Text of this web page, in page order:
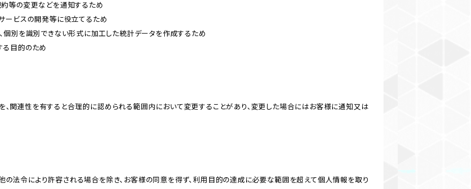
約等の変更などを通知するため
サービスの開発等に役立てるため
、個別を識別できない形式に加工した統計データを作成するため
る目的のため
、関連性を有すると合理的に認められる範囲内において変更することがあり、変更した場合にはお客様に通知又は
の法令により許容される場合を除き、お客様の同意を得ず、利用目的の達成に必要な範囲を超えて個人情報を取り